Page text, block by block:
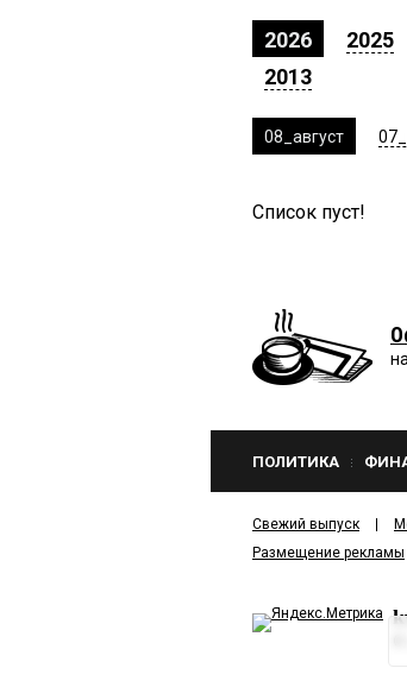
2026 2025
2013
08_август
Список пуст!
ПОЛИТИКА
Свежий выпуск
Размещение рекламы